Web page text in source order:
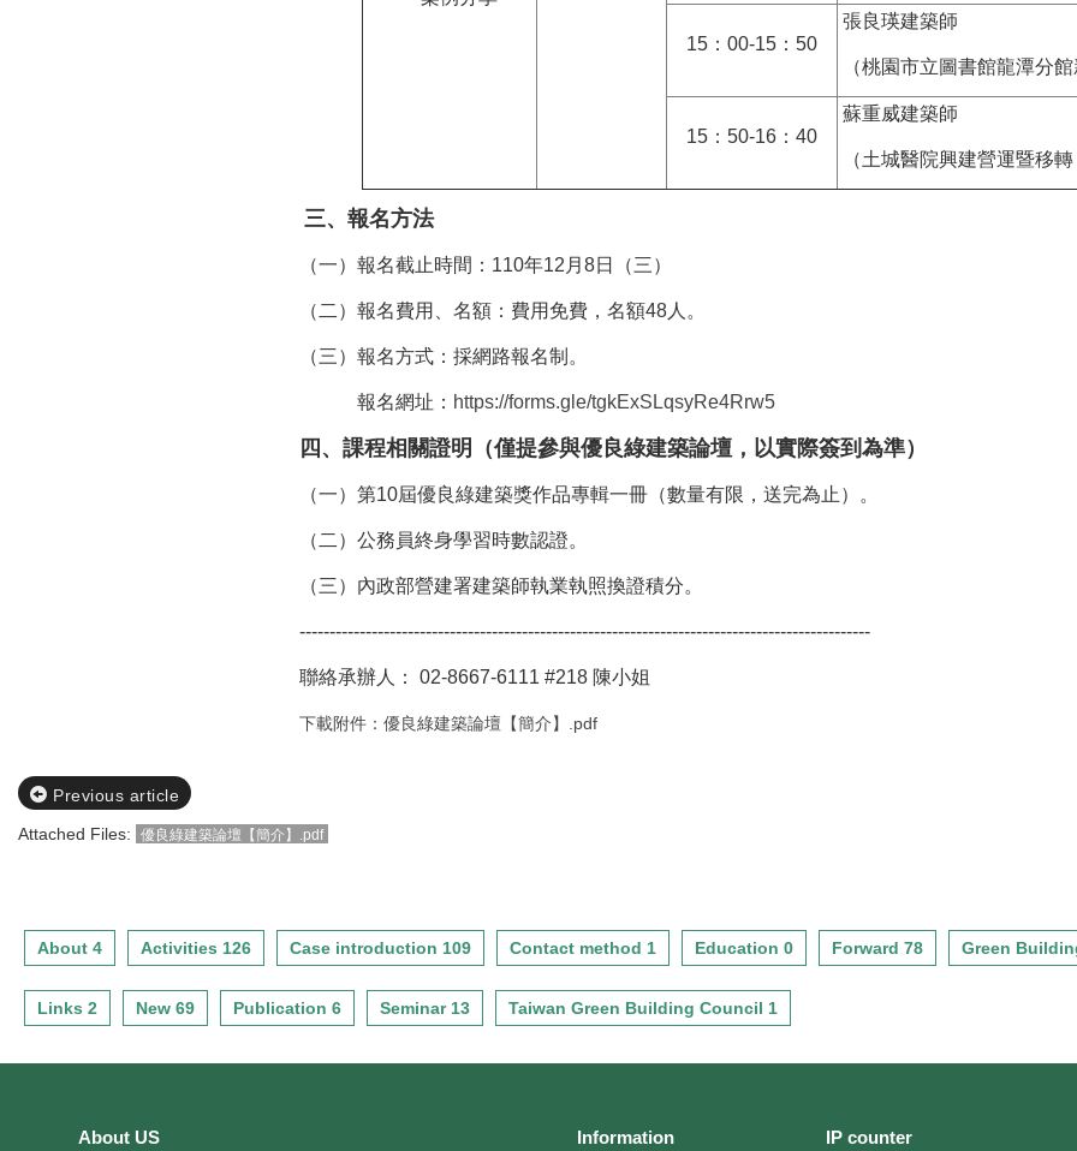
15：00-15：50
張良瑛建築師
（桃園市立圖書館龍潭分館
15：50-16：40
蘇重威建築師
（土城醫院興建營運暨移
三、 報名方法
（一）報名截止時間：110年12月8日（三）
（二）報名費用、名額：費用免費，名額48人。
（三）報名方式：採網路報名制。
報名網址： https://forms.gle/tgkExSLqsyRe4Rrw5
四、 課程相關證明 （僅提參與優良綠建築論壇，以實際簽到為準）
（一）第10屆優良綠建築獎作品專輯一冊（數量有限，送完為止）。
（二）公務員終身學習時數認證。
（三）內政部營建署建築師執業執照換證積分。
-----------------------------------------------------------------------------------------------
聯絡承辦人： 02-8667-6111 #218 陳小姐
下載附件：優良綠建築論壇【簡介】.pdf
Previous article
Attached Files:
優良綠建築論壇【簡介】.pdf
About 4 Activities 126 Case introduction 109 Contact method 1 Education 0 Forward 78 Green
Links 2 New 69 Publication 6 Seminar 13 Taiwan Green Building Council 1
About US Information IP counter